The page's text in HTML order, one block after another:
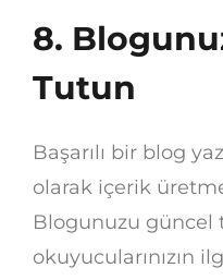
8.
Tutun
Başarılı bir blog
olarak içerik
Blogunuzu güncel
okuyucularınızın